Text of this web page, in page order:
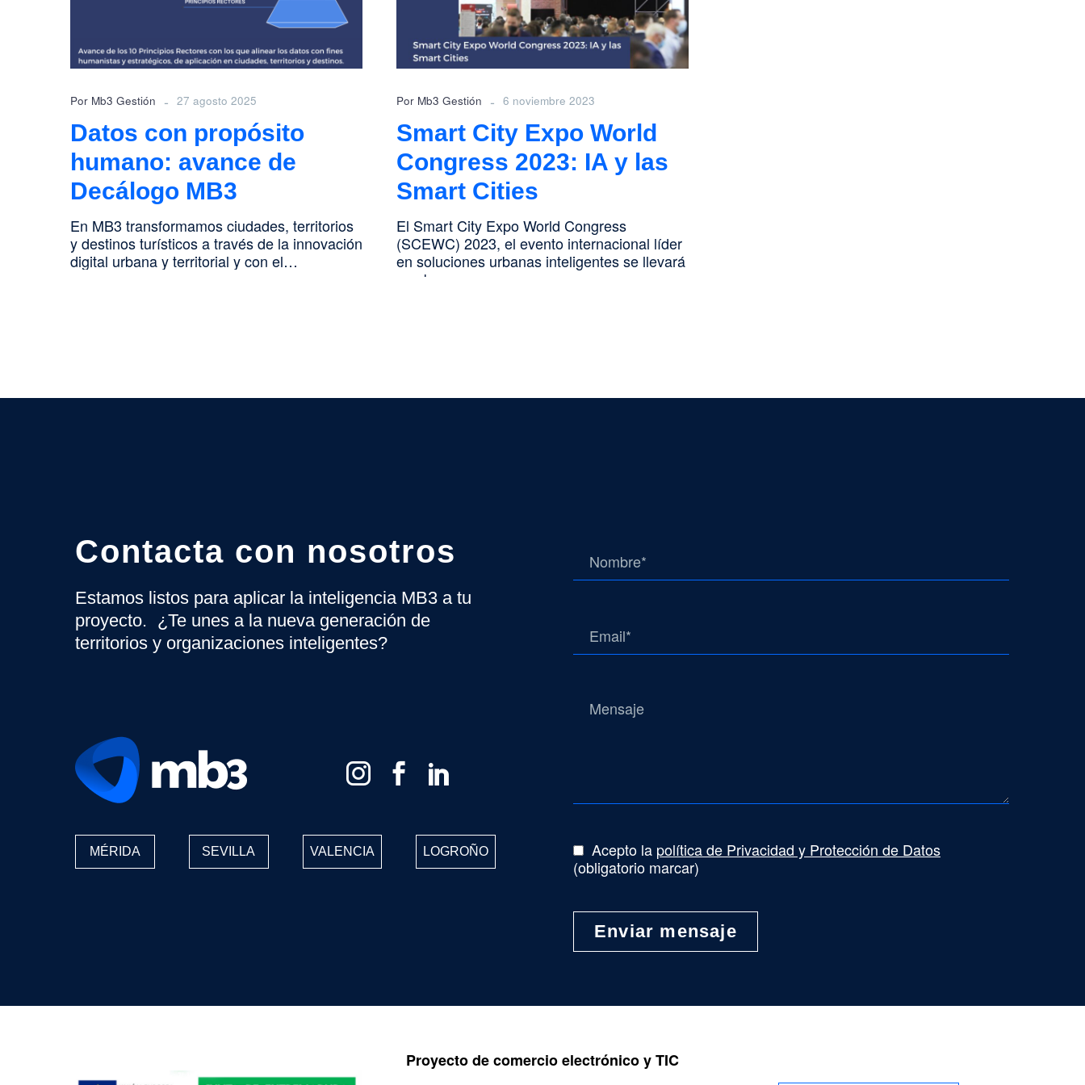
Decálogo
Por Mb3 Gestión - 27 agosto 2025
Datos con propósito
humano: avance de
Decálogo MB3
En MB3 transformamos ciudades, territorios
y destinos turísticos a través de la innovación
digital urbana y territorial y con el…
IA
y
las
Smart
Por Mb3 Gestión - 6 noviembre 2023
Smart City Expo World
Congress 2023: IA y las
Smart Cities
El Smart City Expo World Congress
(SCEWC) 2023, el evento internacional líder
en soluciones urbanas inteligentes se llevará
a cabo…
Contacta con nosotros
Estamos listos para aplicar la inteligencia MB3 a tu
proyecto. ¿Te unes a la nueva generación de
territorios y organizaciones inteligentes?
MÉRIDA SEVILLA VALENCIA LOGROÑO Acepto la política de Privacidad y Protección de Datos
(obligatorio marcar)
Proyecto de comercio electrónico y TIC